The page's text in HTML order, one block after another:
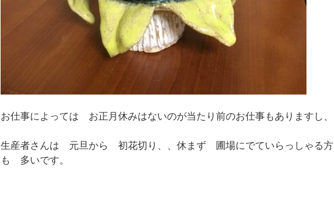
お仕事によっては お正月休みはないのが当たり前のお仕事もありますし、
生産者さんは 元旦から 初花切り、、休まず 圃場にでていらっしゃる方
も 多いです。